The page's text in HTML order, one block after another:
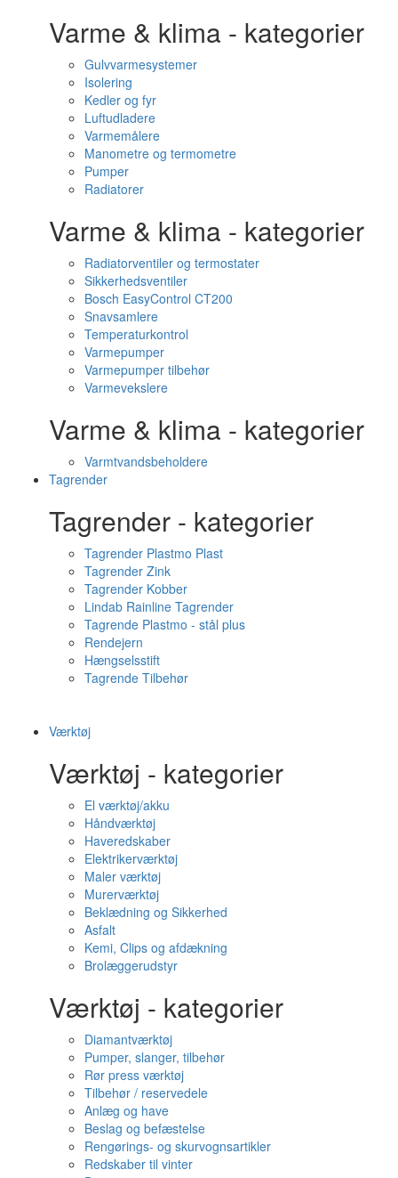
Varme & klima - kategorier
Gulvvarmesystemer
Isolering
Kedler og fyr
Luftudladere
Varmemålere
Manometre og termometre
Pumper
Radiatorer
Varme & klima - kategorier
Radiatorventiler og termostater
Sikkerhedsventiler
Bosch EasyControl CT200
Snavsamlere
Temperaturkontrol
Varmepumper
Varmepumper tilbehør
Varmevekslere
Varme & klima - kategorier
Varmtvandsbeholdere
Tagrender
Tagrender - kategorier
Tagrender Plastmo Plast
Tagrender Zink
Tagrender Kobber
Lindab Rainline Tagrender
Tagrende Plastmo - stål plus
Rendejern
Hængselsstift
Tagrende Tilbehør
Værktøj
Værktøj - kategorier
El værktøj/akku
Håndværktøj
Haveredskaber
Elektrikerværktøj
Maler værktøj
Murerværktøj
Beklædning og Sikkerhed
Asfalt
Kemi, Clips og afdækning
Brolæggerudstyr
Værktøj - kategorier
Diamantværktøj
Pumper, slanger, tilbehør
Rør press værktøj
Tilbehør / reservedele
Anlæg og have
Beslag og befæstelse
Rengørings- og skurvognsartikler
Redskaber til vinter